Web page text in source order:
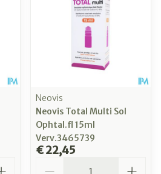
Neovis
Neovis Total Multi Sol
Ophtal.fl 15ml
Verv.3465739
€ 22,45